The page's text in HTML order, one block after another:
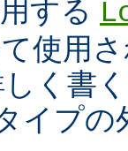
する
使用
く書
イプの